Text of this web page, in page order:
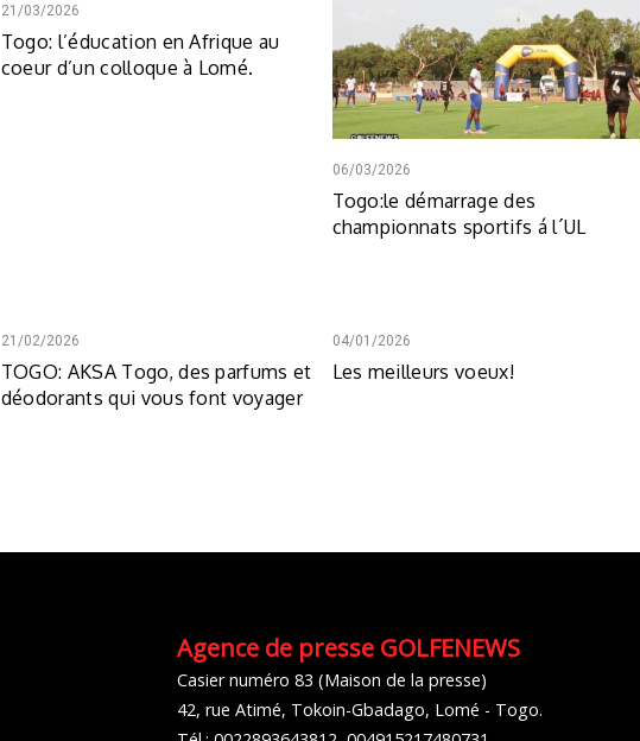
21/03/2026
Togo: l’éducation en Afrique au
coeur d’un colloque à Lomé.
06/03/2026
Togo:le démarrage des
championnats sportifs á l´UL
21/02/2026
TOGO: AKSA Togo, des parfums et
déodorants qui vous font voyager
04/01/2026
Les meilleurs voeux!
Agence de presse GOLFENEWS
Casier numéro 83 (Maison de la presse)
42, rue Atimé, Tokoin-Gbadago, Lomé - Togo.